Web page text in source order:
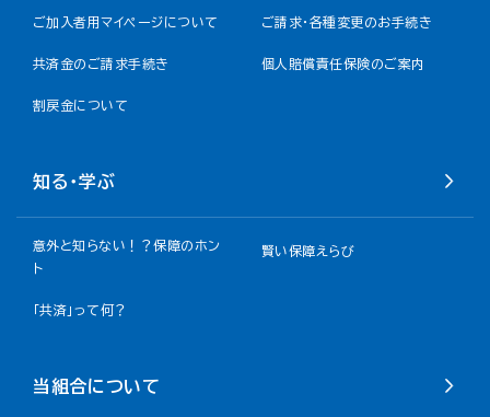
ご加入者用マイページについて ご請求・各種変更のお手続き
共済金のご請求手続き 個人賠償責任保険のご案内
割戻金について​
知る・学ぶ
意外と知らない！？保障のホン
ト
賢い保障えらび
「共済」って何？
当組合について